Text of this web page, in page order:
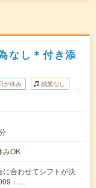
なし＊付き添
が休み 残業なし
OK
合わせてシフトが決
：…